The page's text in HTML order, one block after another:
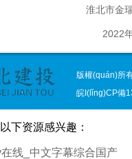
淮北市金
2022
版權(quán)所
皖I(lǐng)CP備
下资源感兴趣：
线_中文字幕综合国产